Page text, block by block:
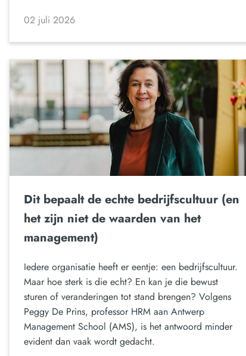
02 juli 2026
Dit bepaalt de echte bedrijfscultuur (en
het zijn niet de waarden van het
management)
Iedere organisatie heeft er eentje: een bedrijfscultuur.
Maar hoe sterk is die echt? En kan je die bewust
sturen of veranderingen tot stand brengen? Volgens
Peggy De Prins, professor HRM aan Antwerp
Management School (AMS), is het antwoord minder
evident dan vaak wordt gedacht.